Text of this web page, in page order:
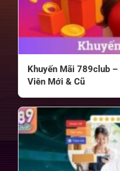
Khuyến Mãi 789club
Viên Mới & Cũ